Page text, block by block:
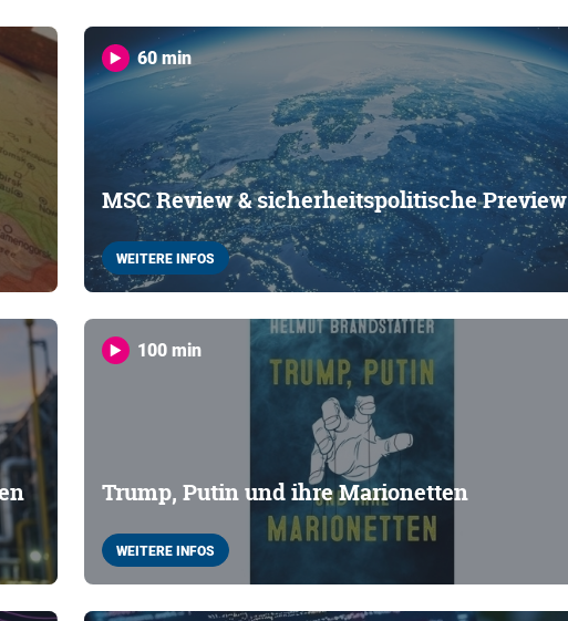
60 min
MSC Review & sicherheitspolitische Preview
WEITERE INFOS
100 min
Trump, Putin und ihre Marionetten
WEITERE INFOS